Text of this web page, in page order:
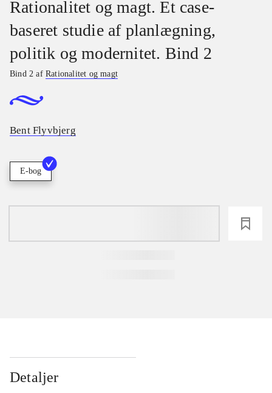
Rationalitet og magt. Et case-
baseret studie af planlægning,
politik og modernitet. Bind 2
Bind 2 afRationalitet og magt
Bent Flyvbjerg
E-bog
Detaljer